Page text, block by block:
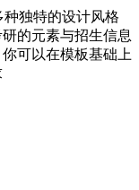
独特的设计风格
的元素与招生信息
可以在模板基础上